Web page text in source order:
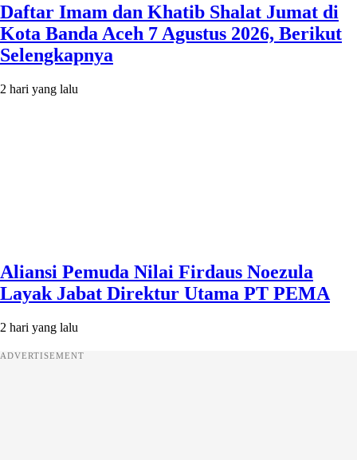
Daftar Imam dan Khatib Shalat Jumat di
Kota Banda Aceh 7 Agustus 2026, Berikut
Selengkapnya
2 hari yang lalu
Aliansi Pemuda Nilai Firdaus Noezula
Layak Jabat Direktur Utama PT PEMA
2 hari yang lalu
ADVERTISEMENT